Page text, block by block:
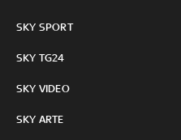
SKY SPORT
SKY TG24
SKY VIDEO
SKY ARTE